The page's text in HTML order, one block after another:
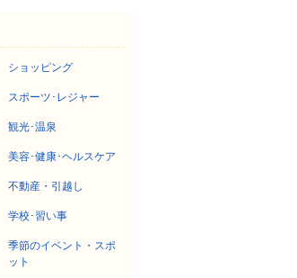
ショッピング
スポーツ･レジャー
観光･温泉
美容･健康･ヘルスケア
不動産・引越し
学校･習い事
季節のイベント・スポ
ット